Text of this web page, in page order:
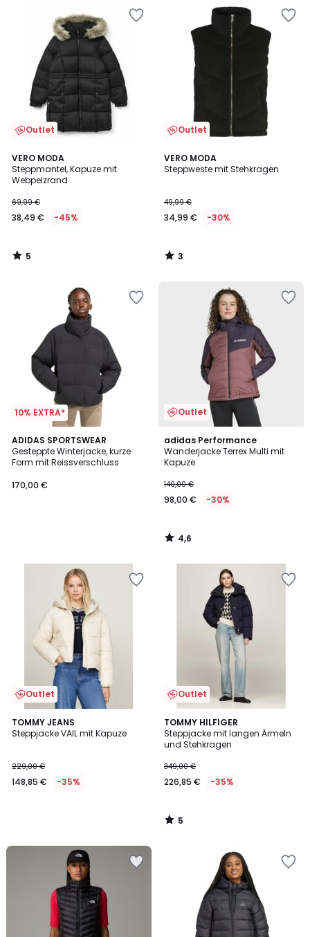
Outlet
VERO MODA
Steppmantel, Kapuze mit
Webpelzrand
69,99 €
38,49 € -45%
5
/
5
5
/
Outlet
VERO MODA
Steppweste mit Stehkragen
49,99 €
34,99 € -30%
3
/
3
/
10% EXTRA*
ADIDAS SPORTSWEAR
Gesteppte Winterjacke, kurze
Form mit Reissverschluss
170,00 €
Outlet
adidas Performance
Wanderjacke Terrex Multi mit
Kapuze
140,00 €
98,00 € -30%
4,6
/ 5
4,6
/
Outlet
TOMMY JEANS
Steppjacke VAIL mit Kapuze
229,00 €
148,85 € -35%
Outlet
TOMMY HILFIGER
Steppjacke mit langen Ärmeln
und Stehkragen
349,00 €
226,85 € -35%
5
/
5
5
/